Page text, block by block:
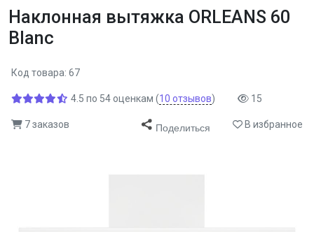
Наклонная вытяжка ORLEANS 60
Blanc
Код товара: 67
4.5 по 54 оценкам (10 отзывов) 15
7 заказов Поделиться В избранное